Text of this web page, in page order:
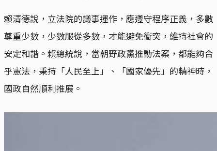
賴清德說，立法院的議事運作，應遵守程序正義，多數
尊重少數，少數服從多數，才能避免衝突，維持社會的
安定和諧。賴總統說，當朝野政黨推動法案，都能夠合
乎憲法，秉持「人民至上」、「國家優先」的精神時，
國政自然順利推展。